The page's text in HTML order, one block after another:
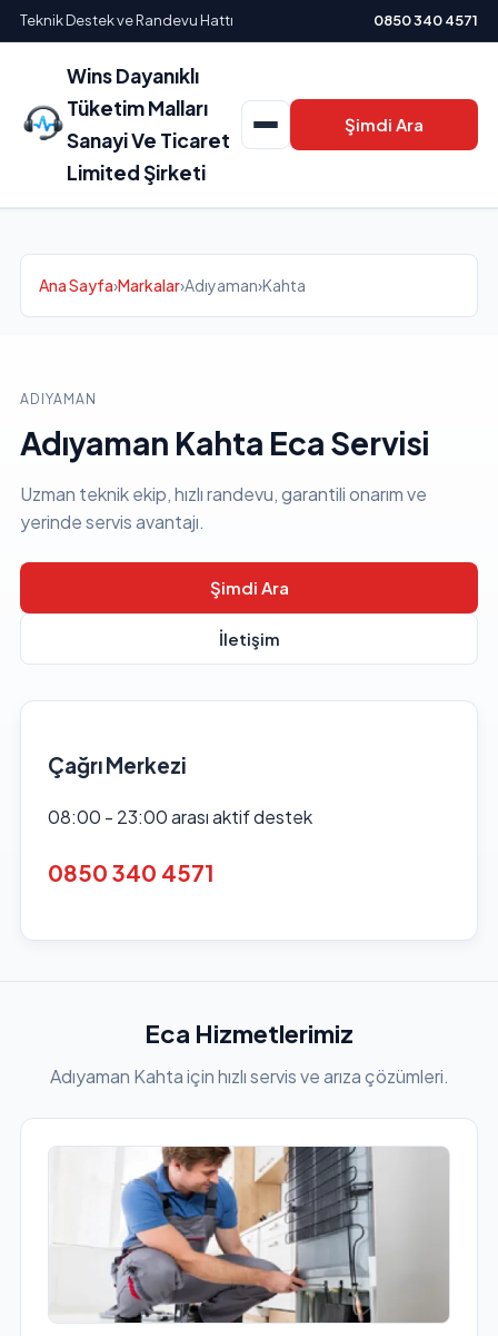
Teknik Destek ve Randevu Hattı 0850 340 4571
Wins Dayanıklı
Tüketim Malları
Sanayi Ve Ticaret
Limited Şirketi
Şimdi Ara
Ana Sayfa›Markalar›Adıyaman›Kahta
ADIYAMAN
Adıyaman Kahta Eca Servisi
Uzman teknik ekip, hızlı randevu, garantili onarım ve
yerinde servis avantajı.
Şimdi Ara
İletişim
Çağrı Merkezi
08:00 - 23:00 arası aktif destek
0850 340 4571
Eca Hizmetlerimiz
Adıyaman Kahta için hızlı servis ve arıza çözümleri.